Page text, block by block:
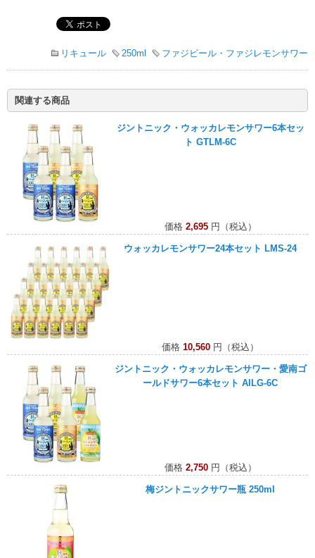
リキュール 250ml ファジビール・ファジレモンサワー
関連する商品
ジントニック・ウォッカレモンサワー6本セッ
ト GTLM-6C
価格 2,695円（税込）
ウォッカレモンサワー24本セット LMS-24
価格 10,560 円（税込）
ジントニック・ウォッカレモンサワー・愛南ゴ
ールドサワー6本セット AILG-6C
価格 2,750円（税込）
梅ジントニックサワー瓶 250ml